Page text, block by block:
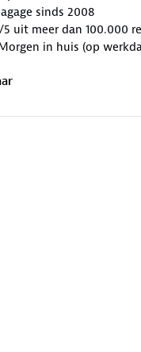
sinds 2008
uit meer dan 100.000
in huis (op